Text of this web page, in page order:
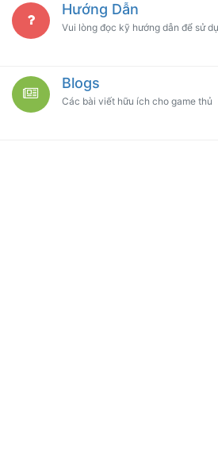
Hướng Dẫn
Vui lòng đọc kỹ hướng dẫn để sử
Blogs
Các bài viết hữu ích cho game thủ